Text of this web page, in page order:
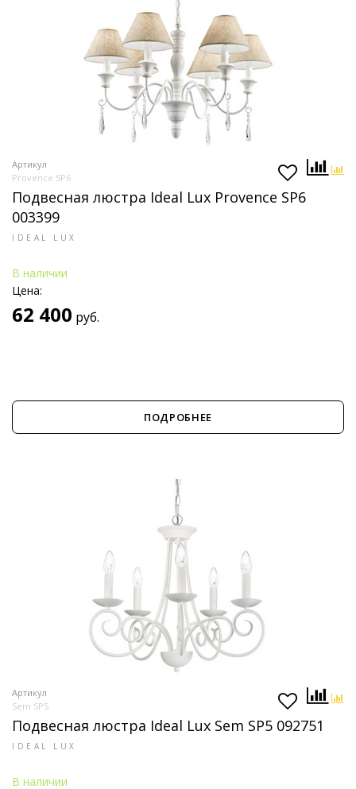
Артикул
Provence SP6
Подвесная люстра Ideal Lux Provence SP6
003399
IDEAL LUX
В наличии
Цена:
62 400 руб.
ПОДРОБНЕЕ
Артикул
Sem SP5
Подвесная люстра Ideal Lux Sem SP5 092751
IDEAL LUX
В наличии